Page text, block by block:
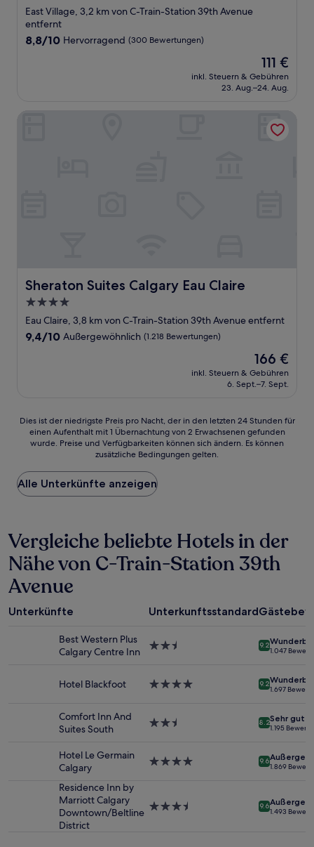
Sterne-
Unterkunft
East Village, 3,2 km von C-Train-Station 39th Avenue
entfernt
8.8
8,8/10 Hervorragend (300 Bewertungen)
Der
Preis
beträgt
111 €
inkl. Steuern & Gebühren
23. Aug.–24. Aug.
Sheraton Suites Calgary Eau Claire
Sheraton Suites Calgary Eau Claire
4.0-
Sterne-
Unterkunft
Eau Claire, 3,8 km von C-Train-Station 39th Avenue entfernt
9.4
9,4/10 Außergewöhnlich (1.218 Bewertungen)
Der
Preis
beträgt
166 €
inkl. Steuern & Gebühren
6. Sept.–7. Sept.
Dies
der
Preis
pro
Nacht,
den
letzten
24 Stunden
für
einen
mit
2 Erwachsenen
Verfügbarkeiten
zusätzliche
Bedingungen
Dies ist der niedrigste Preis pro Nacht, der in den letzten 24 Stunden für
einen Aufenthalt mit 1 Übernachtung von 2 Erwachsenen gefunden
wurde. Preise und Verfügbarkeiten können sich ändern. Es können
zusätzliche Bedingungen gelten.
Alle Unterkünfte anzeigen
Vergleiche beliebte Hotels in der
Nähe von C-Train-Station 39th
Avenue
Unterkünfte Unterkunftsstandard
Best Western Plus
Calgary Centre Inn
2.5-
9.2
1.047
Hotel Blackfoot
4.0-
9.2
1.697
Comfort Inn And
Suites South
2.5-
8.2Sehr gut
1.195
Hotel Le Germain
Calgary
4.0-
9.6
1.869
Residence Inn by
Marriott Calgary
Downtown/Beltline
District
3.5-
9.6
1.493